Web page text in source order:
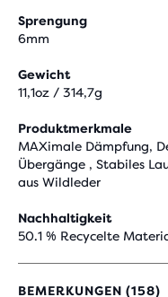
Sprengung
6mm
Gewicht
11,1oz / 314,7g
Produktmerkmale
MAXimale Dämpfung,
Übergänge , Stabiles
aus Wildleder
Nachhaltigkeit
50.1 % Recycelte
BEMERKUNGEN (158)